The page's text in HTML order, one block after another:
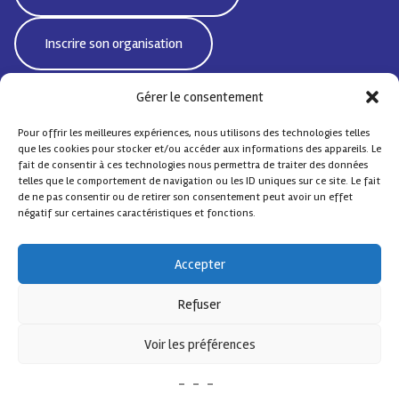
Gérer le consentement
Pour offrir les meilleures expériences, nous utilisons des technologies telles
que les cookies pour stocker et/ou accéder aux informations des appareils. Le
fait de consentir à ces technologies nous permettra de traiter des données
telles que le comportement de navigation ou les ID uniques sur ce site. Le fait
de ne pas consentir ou de retirer son consentement peut avoir un effet
négatif sur certaines caractéristiques et fonctions.
Accepter
Refuser
Voir les préférences
Inscrire son organisation
Bd Emile Jacqmain 95 | 1000 Bruxelles - Belgique
CoordiSocialeBxlNord@protonmail.com
© Coordination Sociale Nord